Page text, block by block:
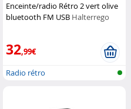
Enceinte/radio Rétro 2 vert olive
bluetooth FM USB Halterrego
32,99€
Radio rétro